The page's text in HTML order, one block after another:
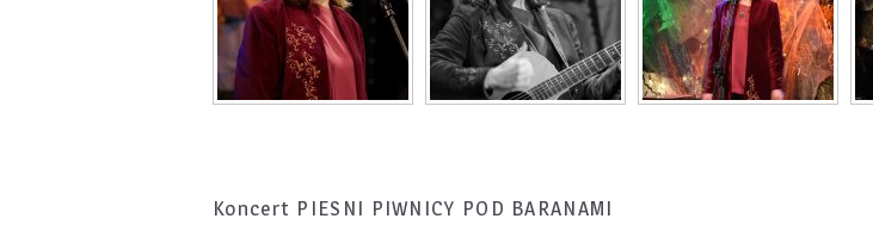
Koncert PIESNI PIWNICY POD BARANAMI